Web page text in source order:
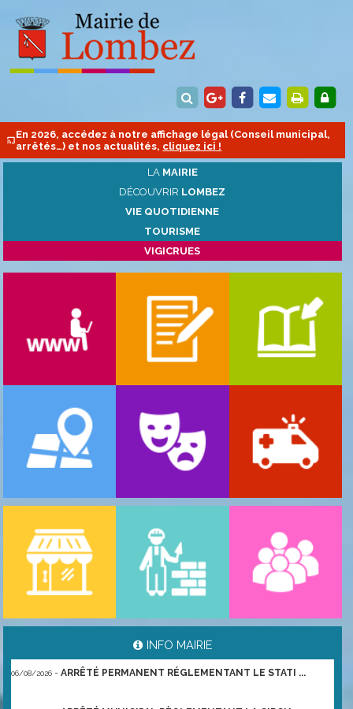
En 2026, accédez à notre affichage légal (Conseil municipal,
arrêtés…) et nos actualités, cliquez ici !
LA MAIRIE
DÉCOUVRIR LOMBEZ
VIE QUOTIDIENNE
TOURISME
VIGICRUES
INFO MAIRIE
06/08/2026 ARRÊTÉ PERMANENT RÉGLEMENTANT LE STATI ...